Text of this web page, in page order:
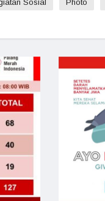
Sosial Photo